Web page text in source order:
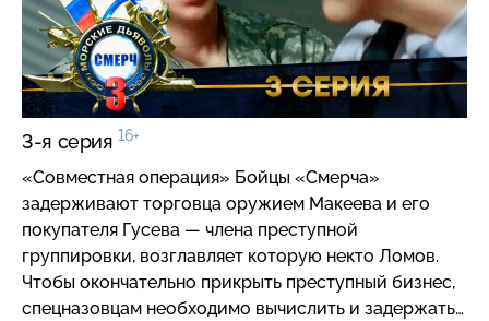
3-я серия 16+
«Совместная операция» Бойцы «Смерча»
задерживают торговца оружием Макеева и его
покупателя Гусева — члена преступной
группировки, возглавляет которую некто Ломов.
Чтобы окончательно прикрыть преступный бизнес,
спецназовцам необходимо вычислить и задержать